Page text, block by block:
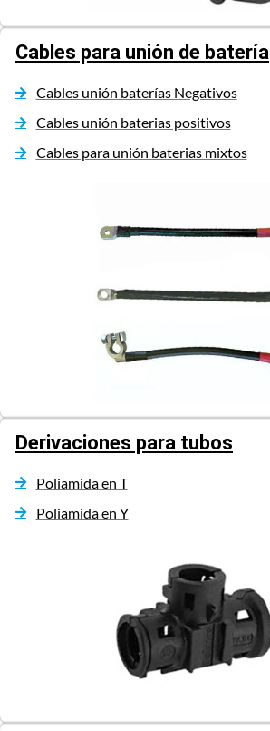
Cables para unión de batería
Cables unión baterías Negativos
Cables unión baterias positivos
Cables para unión baterias mixtos
Derivaciones para tubos
Poliamida en T
Poliamida en Y